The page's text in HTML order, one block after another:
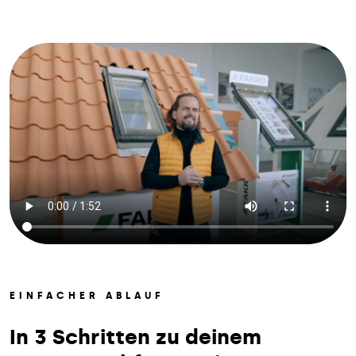
EINFACHER ABLAUF
In 3 Schritten zu deinem